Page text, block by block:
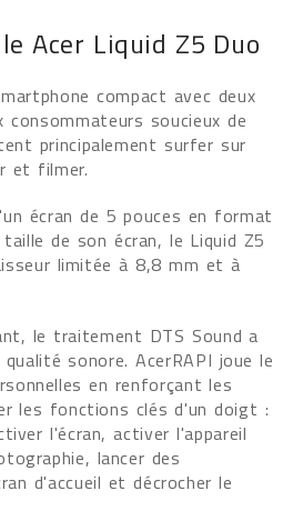
Acer Liquid Z5 Duo
compact avec deux
soucieux de
principalement surfer sur
et filmer.
écran de 5 pouces en format
de son écran, le Liquid Z5
limitée à 8,8 mm et à
le traitement DTS Sound a
sonore. AcerRAPI joue le
en renforçant les
les fonctions clés d'un doigt :
l'écran, activer l'appareil
lancer des
d'accueil et décrocher le